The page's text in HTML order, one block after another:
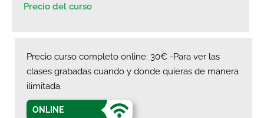
Precio del curso
Precio curso completo online: 30€ -Para ver las
clases grabadas cuando y donde quieras de manera
ilimitada.
ONLINE